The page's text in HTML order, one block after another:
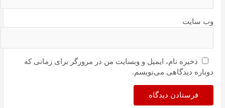
وب‌ سایت
ذخیره نام، ایمیل و وبسایت من در مرورگر برای زمانی که
دوباره دیدگاهی می‌نویسم.